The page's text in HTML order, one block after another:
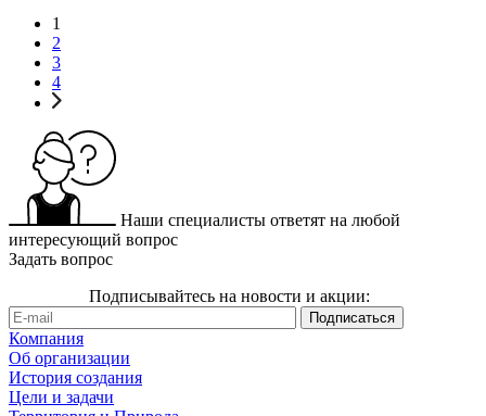
1
2
3
4
Наши специалисты ответят на любой
интересующий вопрос
Задать вопрос
Подписывайтесь на новости и акции:
Компания
Об организации
История создания
Цели и задачи